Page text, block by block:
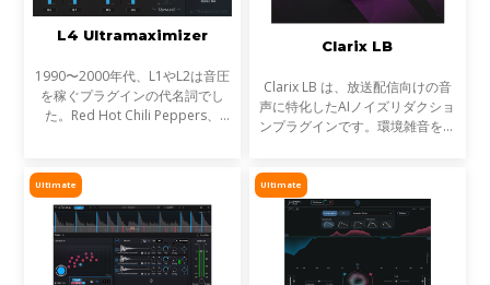
L4 Ultramaximizer
1990〜2000年代、L1やL2は音圧
を稼ぐプラグインの代名詞でし
た。Red Hot Chili Peppers、
ウンドは世界を席巻しました。し
かし今、音楽は単なる音圧では
Clarix LB
Clarix LB は、放送配信向けの音
声に特化したAIノイズリダクショ
ンプラグインです。環境雑音をリ
イブ音声のトリートメントに最適
です。
Ultimate Ultimate